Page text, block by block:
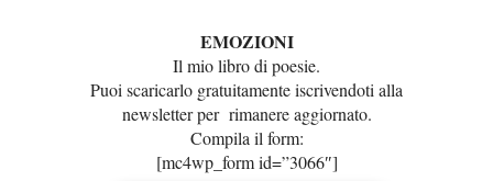
EMOZIONI
Il mio libro di poesie.
Puoi scaricarlo gratuitamente iscrivendoti alla
newsletter per rimanere aggiornato.
Compila il form:
[mc4wp_form id=”3066″]